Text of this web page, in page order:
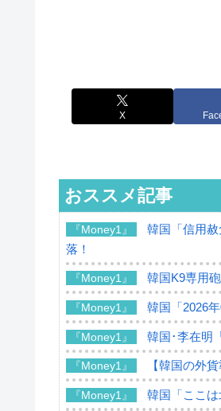
X
おススメ記事
『Money1』
韓国「信用
落！
『Money1』 韓国K9専用
『Money1』 韓国「2026
『Money1』 韓国･李在明
『Money1』 【韓国の外
『Money1』 韓国「ここ